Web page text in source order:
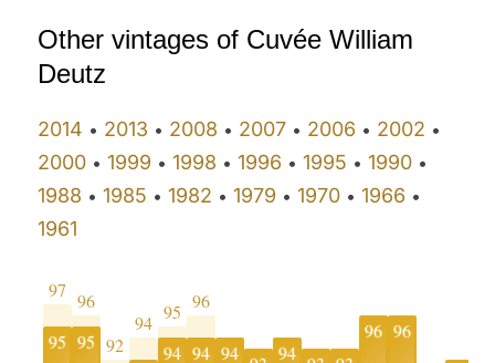
Other vintages of Cuvée William
Deutz
2014 • 2013 • 2008 • 2007 • 2006 • 2002 •
2000 •1999 •1998 •1996 •1995 •1990 •
1988 •1985 •1982 •1979 •1970 •1966 •
1961
97
95
96
95 92
94 95
94
96
94 94 94
96 96